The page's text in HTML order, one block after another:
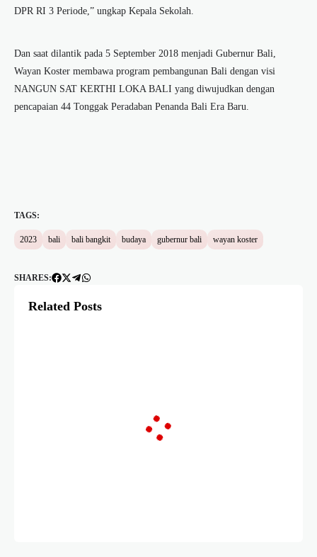
DPR RI 3 Periode,” ungkap Kepala Sekolah.
Dan saat dilantik pada 5 September 2018 menjadi Gubernur Bali,
Wayan Koster membawa program pembangunan Bali dengan visi
NANGUN SAT KERTHI LOKA BALI yang diwujudkan dengan
pencapaian 44 Tonggak Peradaban Penanda Bali Era Baru.
TAGS:
2023 bali bali bangkit budaya gubernur bali wayan koster
SHARES:
Related Posts